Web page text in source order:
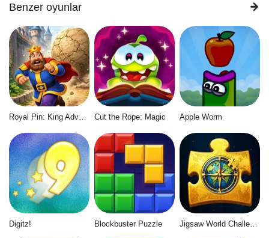
Benzer oyunlar
Cut the Rope: Magic Apple Worm
Digitz! Blockbuster Puzzle Jigsaw World Challenge